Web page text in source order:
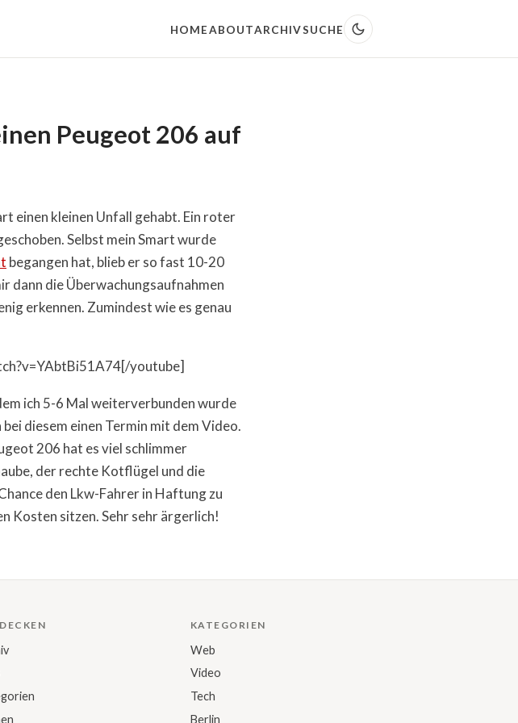
HOMEABOUTARCHIVSUCHE
Peugeot 206 auf
einen kleinen Unfall gehabt. Ein roter
Selbst mein Smart wurde
begangen hat, blieb er so fast 10-20
dann die Überwachungsaufnahmen
erkennen. Zumindest wie es genau
youtube]
ich 5-6 Mal weiterverbunden wurde
diesem einen Termin mit dem Video.
206 hat es viel schlimmer
der rechte Kotflügel und die
den Lkw-Fahrer in Haftung zu
Kosten sitzen. Sehr sehr ärgerlich!
KATEGORIEN
Web
Video
Tech
Berlin